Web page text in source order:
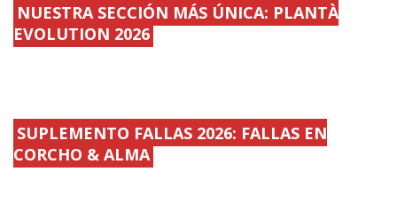
NUESTRA SECCIÓN MÁS ÚNICA: PLANTÀ
EVOLUTION 2026
SUPLEMENTO FALLAS 2026: FALLAS EN
CORCHO & ALMA